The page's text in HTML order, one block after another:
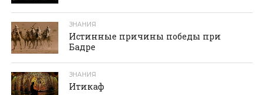
ЗНАНИЯ
Истинные причины победы при
Бадре
ЗНАНИЯ
Итикаф